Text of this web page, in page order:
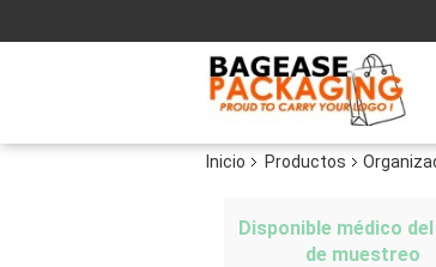
Inicio Productos
Disponible médico
de muestreo